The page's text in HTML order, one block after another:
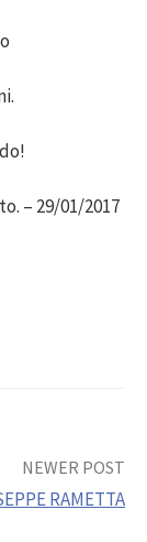
– 29/01/2017
NEWER POST
RAMETTA